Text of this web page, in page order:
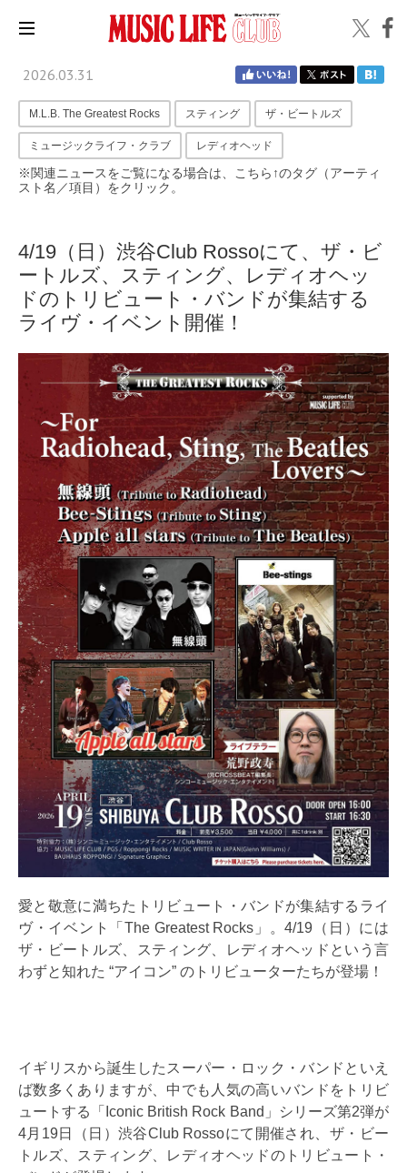
2026.03.31
M.L.B. The Greatest Rocks スティング ザ・ビートルズ
ミュージックライフ・クラブ レディオヘッド
※関連ニュースをご覧になる場合は、こちら↑のタグ（アーティ
スト名／項目）をクリック。
4/19（日）渋谷Club Rossoにて、ザ・ビ
ートルズ、スティング、レディオヘッ
ドのトリビュート・バンドが集結する
ライヴ・イベント開催！
愛と敬意に満ちたトリビュート・バンドが集結するライ
ヴ・イベント「The Greatest Rocks」。4/19（日）には
ザ・ビートルズ、スティング、レディオヘッドという言
わずと知れた “アイコン” のトリビューターたちが登場！
イギリスから誕生したスーパー・ロック・バンドといえ
ば数多くありますが、中でも人気の高いバンドをトリビ
ュートする「Iconic British Rock Band」シリーズ第2弾が
4月19日（日）渋谷Club Rossoにて開催され、ザ・ビー
トルズ、スティング、レディオヘッドのトリビュート・